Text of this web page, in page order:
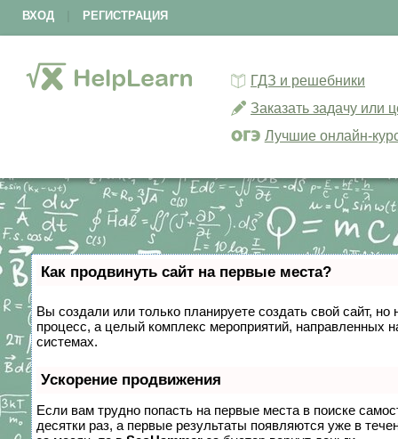
ВХОД РЕГИСТРАЦИЯ
ГДЗ и решебники
Заказать задачу или
Лучшие онлайн-
Как продвинуть сайт на первые места?
Вы создали или только планируете создать свой сайт,
процесс, а целый комплекс мероприятий, направленных
системах.
Ускорение продвижения
Если вам трудно попасть на первые места в поиске
десятки раз, а первые результаты появляются уже в